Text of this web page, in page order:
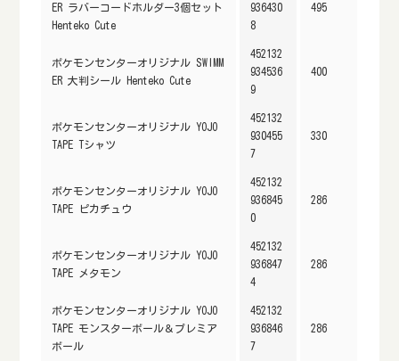
ER ラバーコードホルダー3個セット
Henteko Cute
936430
8
495
ポケモンセンターオリジナル SWIMM
ER 大判シール Henteko Cute
452132
934536
9
400
ポケモンセンターオリジナル YOJO
TAPE Tシャツ
452132
930455
7
330
ポケモンセンターオリジナル YOJO
TAPE ピカチュウ
452132
936845
0
286
ポケモンセンターオリジナル YOJO
TAPE メタモン
452132
936847
4
286
ポケモンセンターオリジナル YOJO
TAPE モンスターボール＆プレミア
ボール
452132
936846
7
286